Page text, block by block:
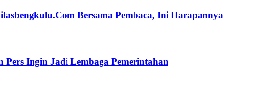
Bersama Pembaca, Ini Harapannya
Pers Ingin Jadi Lembaga Pemerintahan